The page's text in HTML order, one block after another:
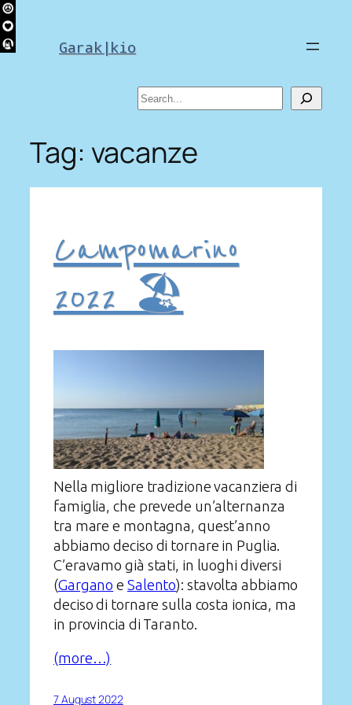
Skip
to
content Garak|kio
Search
Tag: vacanze
Campomarino
2022 🏖
Nella migliore tradizione vacanziera di
famiglia, che prevede un’alternanza
tra mare e montagna, quest’anno
abbiamo deciso di tornare in Puglia.
C’eravamo già stati, in luoghi diversi
(Gargano e Salento): stavolta abbiamo
deciso di tornare sulla costa ionica, ma
in provincia di Taranto.
(more…)
7 August 2022